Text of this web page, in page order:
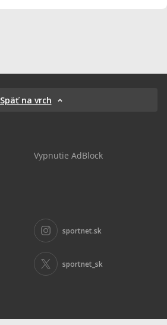
Späť na vrch
Vypnutie AdBlock
sportnet.sk
sportnet_sk